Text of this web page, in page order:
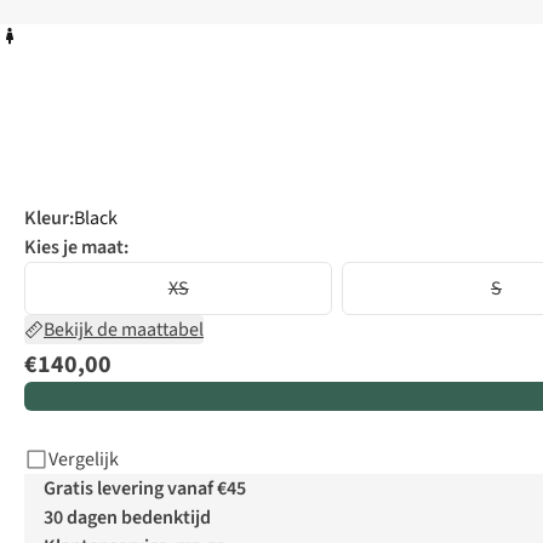
Kleur:Black
Kies je maat:
XS
S
Bekijk de maattabel
€140,00
Vergelijk
Gratis levering vanaf €45
30 dagen bedenktijd